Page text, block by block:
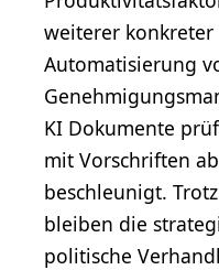
weiterer
Automatisierung
KI Dokumente
mit Vorschriften
beschleunigt.
bleiben die
politische